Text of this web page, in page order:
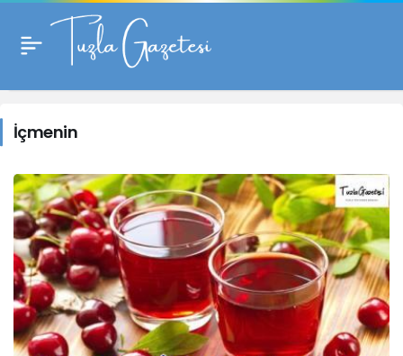
İçmenin
Haberleri
İçmenin